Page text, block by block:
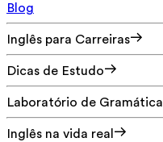
Blog
Inglês para Carreiras
Dicas de Estudo
Laboratório de Gramática
Inglês na vida real